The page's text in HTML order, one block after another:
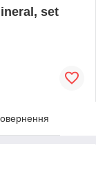
set